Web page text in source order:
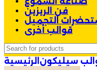
فن الريزين
التجميل
قوالب أخرى
الرئيسية سيليكون